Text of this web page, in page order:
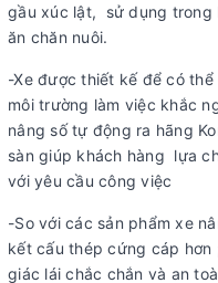
gầu xúc lật, sử dụng
ăn chăn nuôi.
-Xe được thiết kế để có
môi trường làm việc khắc
nâng số tự động ra hãng
sàn giúp khách hàng lựa
với yêu cầu công việc
-So với các sản phẩm xe
kết cấu thép cứng cáp hơn
giác lái chắc chắn và an